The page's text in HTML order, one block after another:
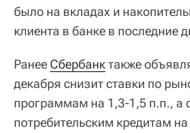
было на вкладах и
клиента в банке в последние
Ранее Сбербанктакже
декабря снизит ставки по
программам на 1,3-1,5 п.п., а
потребительским кредитам